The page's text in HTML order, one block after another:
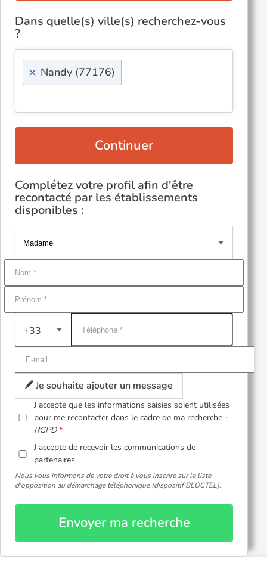
Dans quelle(s) ville(s) recherchez-vous
?
× Nandy (77176)
Continuer
Complétez votre profil afin d'être
recontacté par les établissements
disponibles :
+33
Je souhaite ajouter un message
J'accepte que les informations saisies soient utilisées
pour me recontacter dans le cadre de ma recherche -
RGPD
J'accepte de recevoir les communications de
partenaires
Nous vous informons de votre droit à vous inscrire sur la liste
d'opposition au démarchage téléphonique (dispositif BLOCTEL).
Envoyer ma recherche